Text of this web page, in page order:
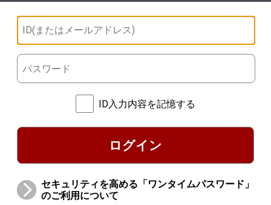
ID入力内容を記憶する
ログイン
セキュリティを高める「ワンタイムパスワード」
のご利用について